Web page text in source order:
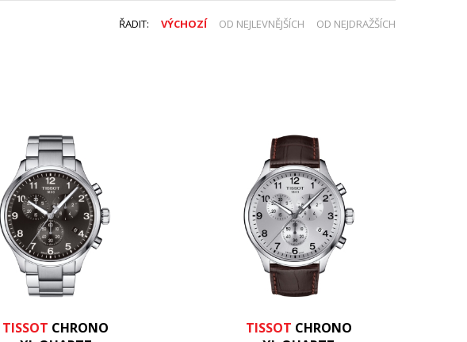
ŘADIT: VÝCHOZÍ OD NEJLEVNĚJŠÍCH OD NEJDRAŽŠÍCH
TISSOT CHRONO
TISSOT CHRONO